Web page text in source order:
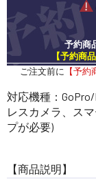
予約商
【予約商
ご注文前に
【予
対応機種：
レスカメラ、ス
プが必要)
【商品説明】